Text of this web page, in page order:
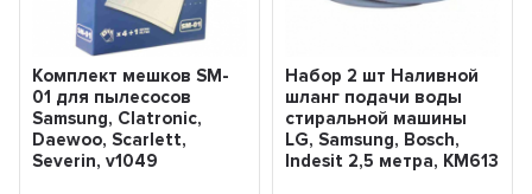
Комплект мешков SM-
01 для пылесосов
Samsung, Clatronic,
Daewoo, Scarlett,
Severin, v1049
Набор 2 шт Наливной
шланг подачи воды
стиральной машины
LG, Samsung, Bosch,
Indesit 2,5 метра, KM613